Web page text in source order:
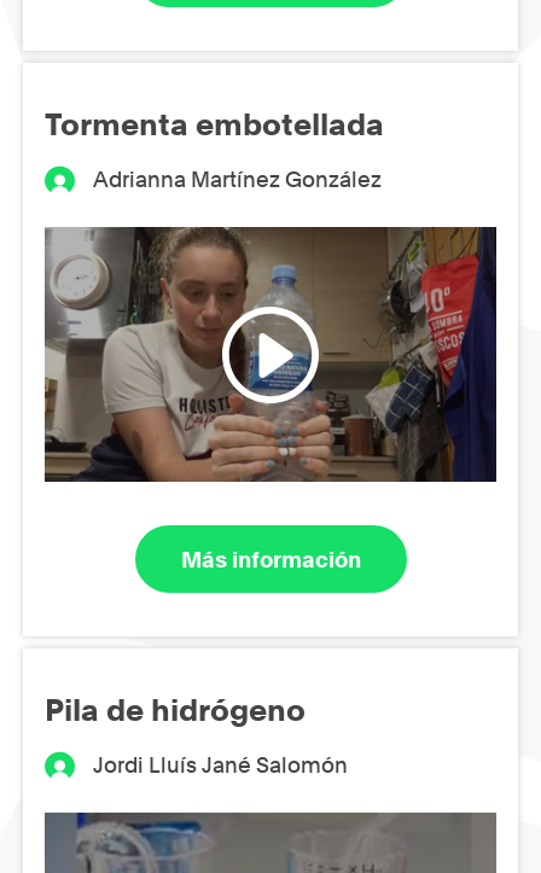
Tormenta embotellada
Adrianna Martínez González
Más información
Pila de hidrógeno
Jordi Lluís Jané Salomón